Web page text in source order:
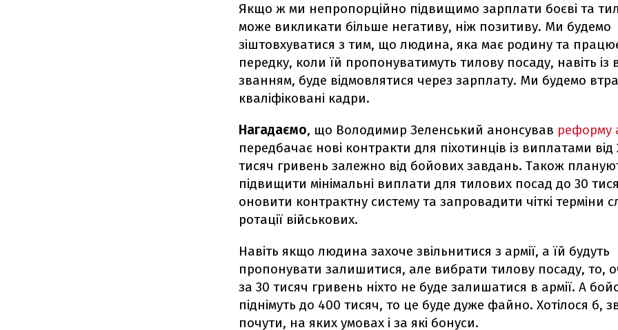
Якщо ж ми непропорційно підвищимо зарплати боєві та
може викликати більше негативу, ніж позитиву. Ми будемо
зіштовхуватися з тим, що людина, яка має родину та
передку, коли їй пропонуватимуть тилову посаду, навіть
званням, буде відмовлятися через зарплату. Ми будемо
кваліфіковані кадри.
Нагадаємо, що Володимир Зеленський анонсував реформу
передбачає нові контракти для піхотинців із виплатами
тисяч гривень залежно від бойових завдань. Також
підвищити мінімальні виплати для тилових посад до 30
оновити контрактну систему та запровадити чіткі терміни
ротації військових.
Навіть якщо людина захоче звільнитися з армії, а їй будуть
пропонувати залишитися, але вибрати тилову посаду, то,
за 30 тисяч гривень ніхто не буде залишатися в армії. А
піднімуть до 400 тисяч, то це буде дуже файно. Хотілося б,
почути, на яких умовах і за які бонуси.